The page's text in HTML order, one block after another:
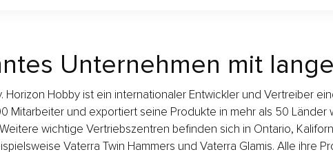
Unternehmen mit
Hobby ist ein internationaler Entwickler und Vertreiber
Mitarbeiter und exportiert seine Produkte in mehr als 50 Länder
wichtige Vertriebszentren befinden sich in Ontario,
Vaterra Twin Hammers und Vaterra Glamis. Alle ihre